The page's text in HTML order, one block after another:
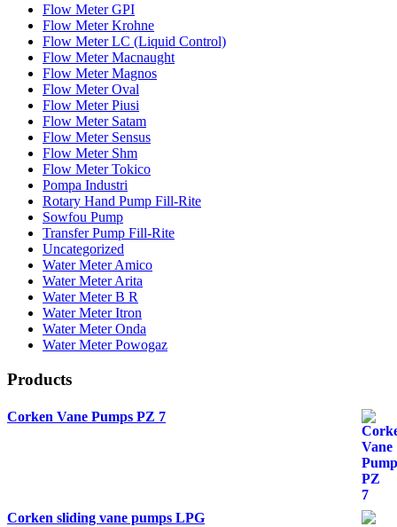
Flow Meter GPI
Flow Meter Krohne
Flow Meter LC (Liquid Control)
Flow Meter Macnaught
Flow Meter Magnos
Flow Meter Oval
Flow Meter Piusi
Flow Meter Satam
Flow Meter Sensus
Flow Meter Shm
Flow Meter Tokico
Pompa Industri
Rotary Hand Pump Fill-Rite
Sowfou Pump
Transfer Pump Fill-Rite
Uncategorized
Water Meter Amico
Water Meter Arita
Water Meter B R
Water Meter Itron
Water Meter Onda
Water Meter Powogaz
Products
Corken Vane Pumps PZ 7
Corken sliding vane pumps LPG